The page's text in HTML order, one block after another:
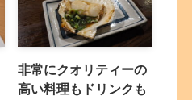
非常にクオリティーの
高い料理もドリンクも